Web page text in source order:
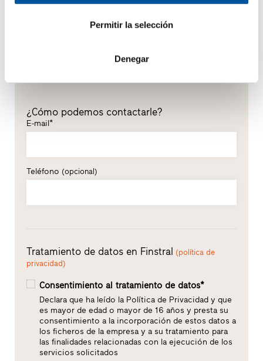
Permitir la selección
Denegar
¿Cómo podemos contactarle?
E-mail*
Teléfono (opcional)
Tratamiento de datos en Finstral (política de
privacidad)
Consentimiento al tratamiento de datos*
Declara que ha leído la Política de Privacidad y que
es mayor de edad o mayor de 16 años y presta su
consentimiento a la incorporación de estos datos a
los ficheros de la empresa y a su tratamiento para
las finalidades relacionadas con la ejecución de los
servicios solicitados